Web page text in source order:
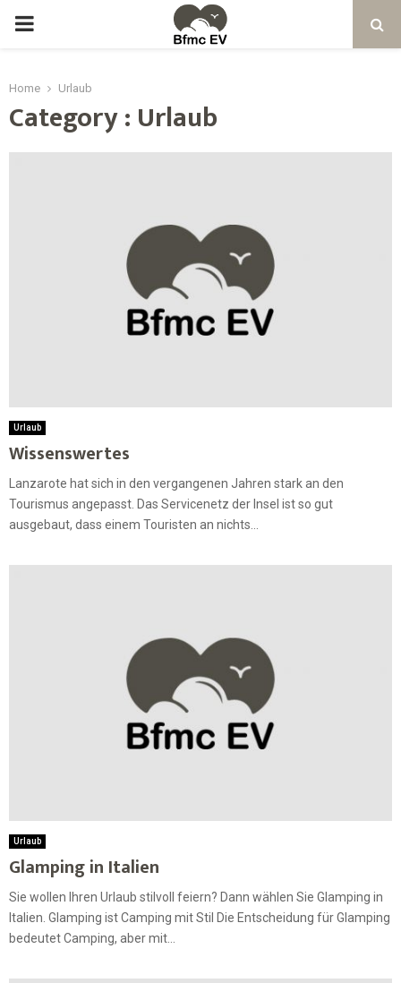
Home Urlaub
Category : Urlaub
Urlaub
Wissenswertes
Lanzarote hat sich in den vergangenen Jahren stark an den
Tourismus angepasst. Das Servicenetz der Insel ist so gut
ausgebaut, dass einem Touristen an nichts...
Urlaub
Glamping in Italien
Sie wollen Ihren Urlaub stilvoll feiern? Dann wählen Sie Glamping in
Italien. Glamping ist Camping mit Stil Die Entscheidung für Glamping
bedeutet Camping, aber mit...